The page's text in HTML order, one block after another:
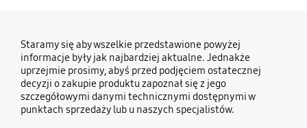
Staramy się aby wszelkie przedstawione powyżej
informacje były jak najbardziej aktualne. Jednakże
uprzejmie prosimy, abyś przed podjęciem ostatecznej
decyzji o zakupie produktu zapoznał się z jego
szczegółowymi danymi technicznymi dostępnymi w
punktach sprzedaży lub u naszych specjalistów.